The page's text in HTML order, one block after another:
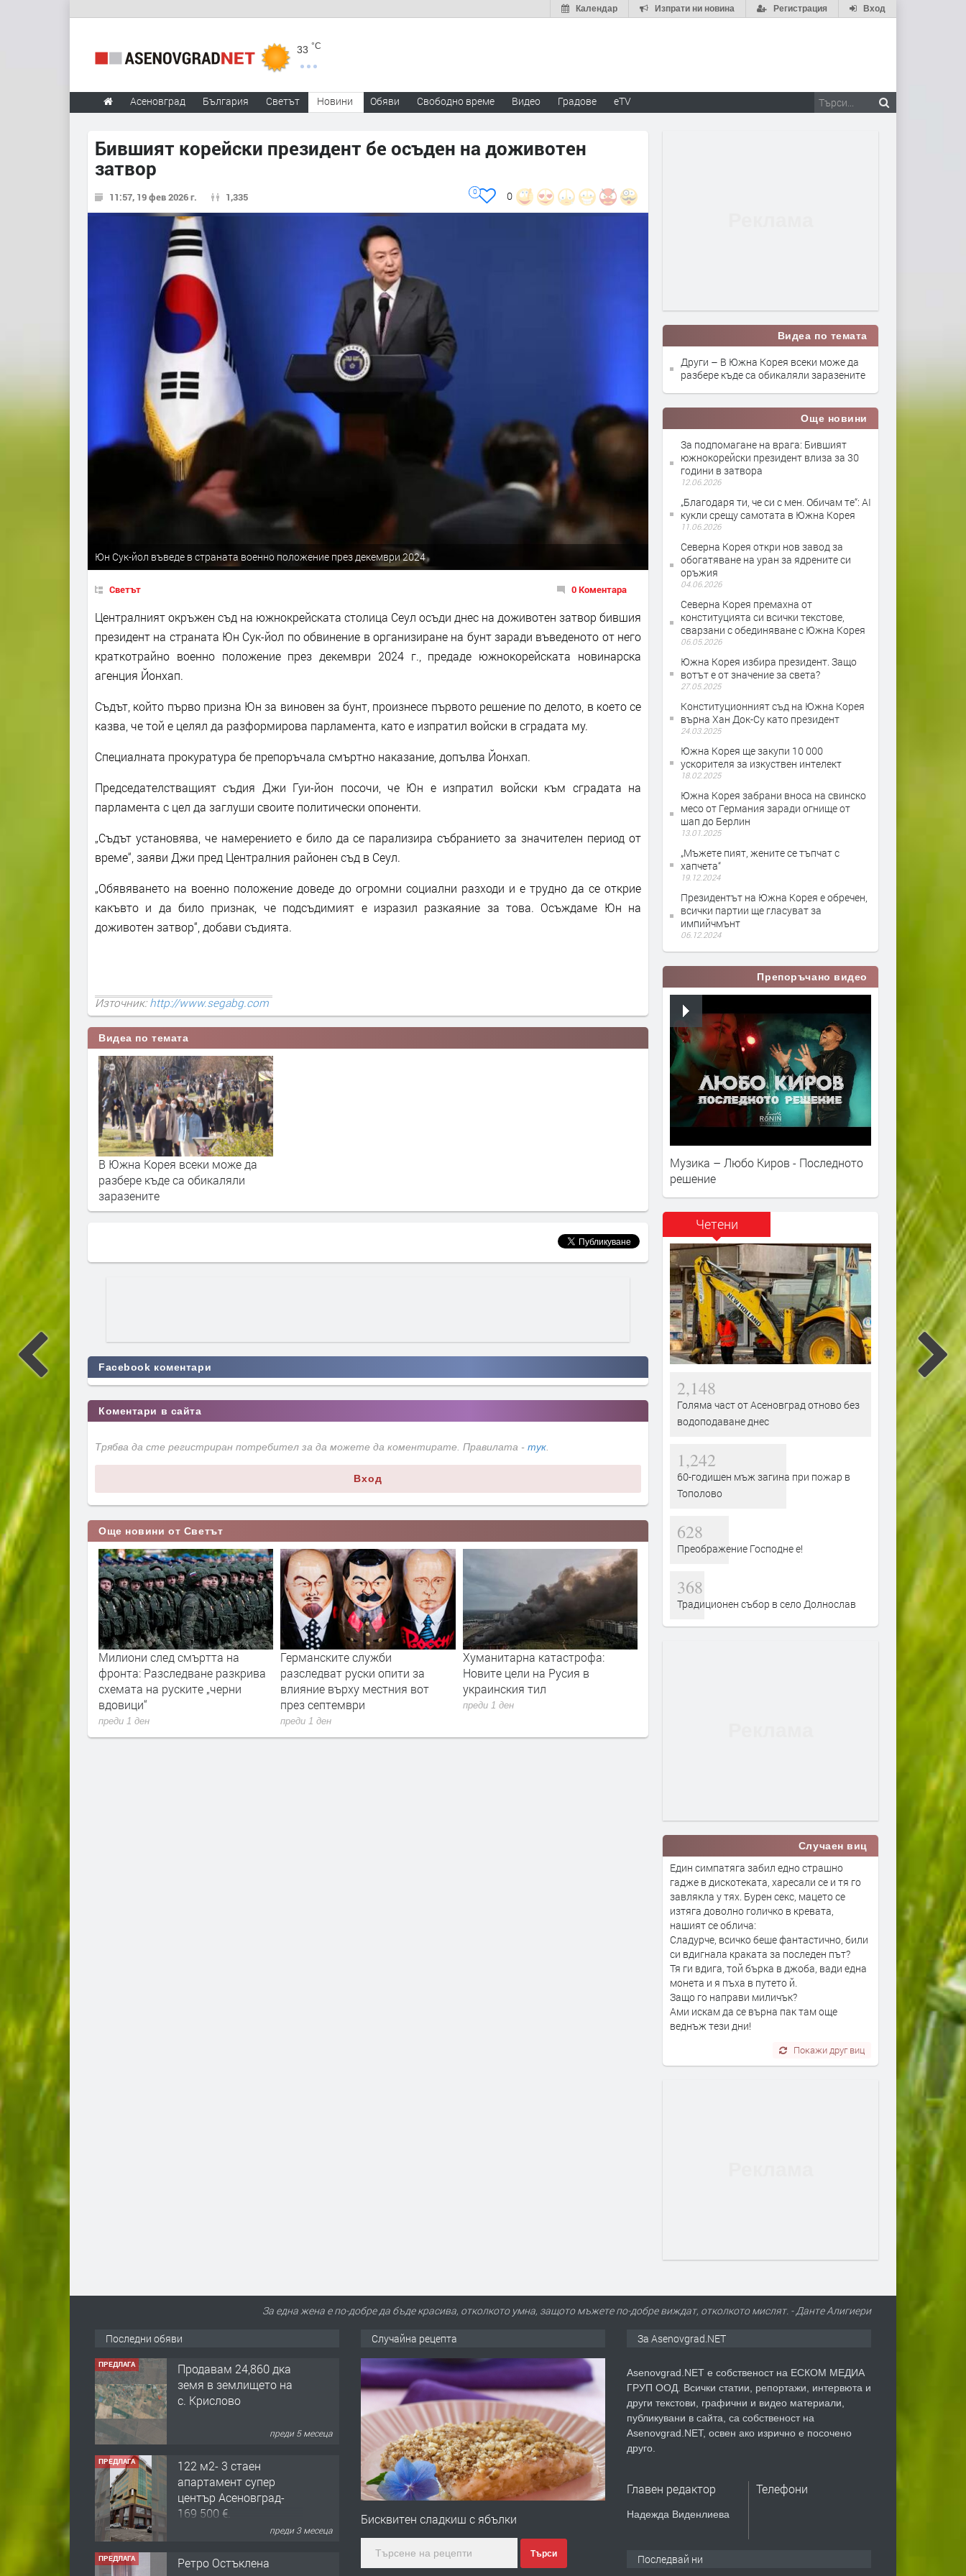
Вход
Регистрация
Изпрати ни новина
Календар
33 °C
Асеновград България Светът Новини Обяви Свободно време Видео Градове eTV
Бившият корейски президент бе осъден на доживотен
затвор
11:57, 19 фев 2026 г. 1,335 0
0
Юн Сук-йол въведе в страната военно положение през декември 2024
Светът 0 Коментара
Централният окръжен съд на южнокрейската столица Сеул осъди днес на доживотен затвор бившия
президент на страната Юн Сук-йол по обвинение в организиране на бунт заради въведеното от него
краткотрайно военно положение през декември 2024 г., предаде южнокорейската новинарска
агенция Йонхап.
Съдът, който първо призна Юн за виновен за бунт, произнесе първото решение по делото, в което се
казва, че той е целял да разформирова парламента, като е изпратил войски в сградата му.
Специалната прокуратура бе препоръчала смъртно наказание, допълва Йонхап.
Председателстващият съдия Джи Гуи-йон посочи, че Юн е изпратил войски към сградата на
парламента с цел да заглуши своите политически опоненти.
„Съдът установява, че намерението е било да се парализира събранието за значителен период от
време“, заяви Джи пред Централния районен съд в Сеул.
„Обявяването на военно положение доведе до огромни социални разходи и е трудно да се открие
какъвто и да било признак, че подсъдимият е изразил разкаяние за това. Осъждаме Юн на
доживотен затвор“, добави съдията.
Източник:http://www.segabg.com
Видеа по темата
В Южна Корея всеки може да
разбере къде са обикаляли
заразените
Facebook коментари
Коментари в сайта
Трябва да сте регистриран потребител за да можете да коментирате. Правилата - тук.
Вход
Още новини от Светът
с пожарите
Милиони след смъртта на
фронта: Разследване разкрива
схемата на руските „черни
вдовици“
преди 1 ден
Германските служби
разследват руски опити за
влияние върху местния вот
през септември
преди 1 ден
Хуманитарна катастрофа:
Новите цели на Русия в
украинския тил
преди 1 ден
Сеута след трагедията:
виновен – Испания,
Видеа по темата
Други – В Южна Корея всеки може да
разбере къде са обикаляли заразените
Още новини
За подпомагане на врага: Бившият
южнокорейски президент влиза за 30
години в затвора
12.06.2026
„Благодаря ти, че си с мен. Обичам те“: AI
кукли срещу самотата в Южна Корея
11.06.2026
Северна Корея откри нов завод за
обогатяване на уран за ядрените си
оръжия
04.06.2026
Северна Корея премахна от
конституцията си всички текстове,
сварзани с обединяване с Южна Корея
06.05.2026
Южна Корея избира президент. Защо
вотът е от значение за света?
27.05.2025
Конституционният съд на Южна Корея
върна Хан Док-Су като президент
24.03.2025
Южна Корея ще закупи 10 000
ускорителя за изкуствен интелект
18.02.2025
Южна Корея забрани вноса на свинско
месо от Германия заради огнище от
шап до Берлин
13.01.2025
„Мъжете пият, жените се тъпчат с
хапчета“
19.12.2024
Президентът на Южна Корея е обречен,
всички партии ще гласуват за
импийчмънт
06.12.2024
Препоръчано видео
Музика – Любо Киров - Последното
решение
Четени
2,148
Голяма част от Асеновград отново без
водоподаване днес
1,242
60-годишен мъж загина при пожар в
Тополово
628
Преображение Господне е!
368
Традиционен събор в село Долнослав
Случаен виц
Един симпатяга забил едно страшно
гадже в дискотеката, харесали се и тя го
завлякла у тях. Бурен секс, мацето се
изтяга доволно голичко в кревата,
нашият се облича:
Сладурче, всичко беше фантастично, били
си вдигнала краката за последен път?
Тя ги вдига, той бърка в джоба, вади една
монета и я пъха в путето й.
Защо го направи миличък?
Ами искам да се върна пак там още
веднъж тези дни!
Покажи друг виц
За една жена е по-добре да бъде красива, отколкото умна, защото мъжете по-добре виждат, отколкото мислят. - Данте Алигиери
Последни обяви
ПРЕДЛАГА
земя в землището на
с. Крислово
апартамент супер
център Асеновград-
169 500 €.
ПРЕДЛАГА
врата
Случайна рецепта
Бисквитен сладкиш с ябълки
Търси
За Asenovgrad.NET
Asenovgrad.NET е собственост на ЕСКОМ МЕДИА
ГРУП ООД. Всички статии, репортажи, интервюта и
други текстови, графични и видео материали,
публикувани в сайта, са собственост на
Asenovgrad.NET, освен ако изрично е посочено
друго.
Главен редактор
Надежда Виденлиева
Телефони
Последвай ни